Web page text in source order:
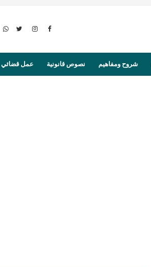
شروح ومفاهيم نصوص قانونية عمل قضائي